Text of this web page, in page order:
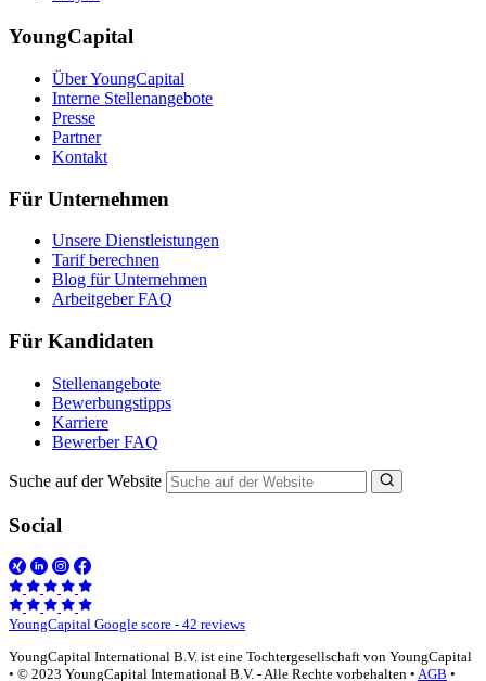
YoungCapital
Über YoungCapital
Interne Stellenangebote
Presse
Partner
Kontakt
Für Unternehmen
Unsere Dienstleistungen
Tarif berechnen
Blog für Unternehmen
Arbeitgeber FAQ
Für Kandidaten
Stellenangebote
Bewerbungstipps
Karriere
Bewerber FAQ
Suche auf der Website
Social
YoungCapital Google score - 42 reviews
YoungCapital International B.V. ist eine Tochtergesellschaft von YoungCapital
• © 2023 YoungCapital International B.V. - Alle Rechte vorbehalten • AGB •